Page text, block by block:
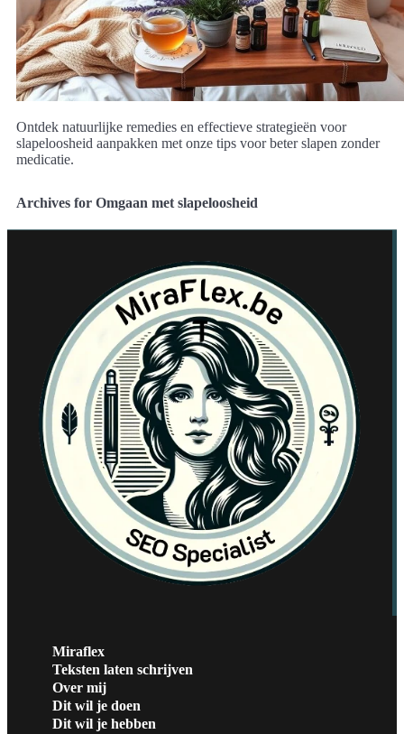
Ontdek natuurlijke remedies en effectieve strategieën voor
slapeloosheid aanpakken met onze tips voor beter slapen zonder
medicatie.
Archives for Omgaan met slapeloosheid
Miraflex
Teksten laten schrijven
Over mij
Dit wil je doen
Dit wil je hebben